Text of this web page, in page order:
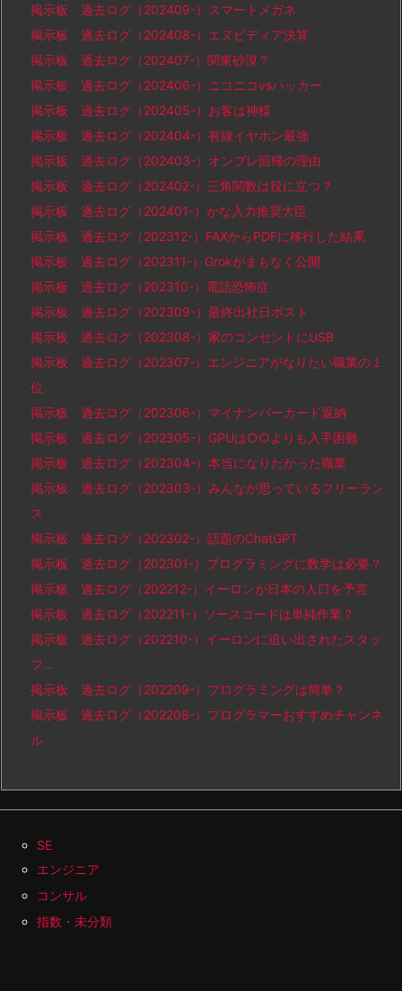
掲示板 過去ログ（202409-）スマートメガネ
掲示板 過去ログ（202408-）エヌビディア決算
掲示板 過去ログ（202407-）関東砂漠？
掲示板 過去ログ（202406-）ニコニコvsハッカー
掲示板 過去ログ（202405-）お客は神様
掲示板 過去ログ（202404-）有線イヤホン最強
掲示板 過去ログ（202403-）オンプレ回帰の理由
掲示板 過去ログ（202402-）三角関数は役に立つ？
掲示板 過去ログ（202401-）かな入力推奨大臣
掲示板 過去ログ（202312-）FAXからPDFに移行した結果
掲示板 過去ログ（202311-）Grokがまもなく公開
掲示板 過去ログ（202310-）電話恐怖症
掲示板 過去ログ（202309-）最終出社日ポスト
掲示板 過去ログ（202308-）家のコンセントにUSB
掲示板 過去ログ（202307-）エンジニアがなりたい職業の１
位
掲示板 過去ログ（202306-）マイナンバーカード返納
掲示板 過去ログ（202305-）GPUは○○よりも入手困難
掲示板 過去ログ（202304-）本当になりたかった職業
掲示板 過去ログ（202303-）みんなが思っているフリーラン
ス
掲示板 過去ログ（202302-）話題のChatGPT
掲示板 過去ログ（202301-）プログラミングに数学は必要？
掲示板 過去ログ（202212-）イーロンが日本の人口を予言
掲示板 過去ログ（202211-）ソースコードは単純作業？
掲示板 過去ログ（202210-）イーロンに追い出されたスタッ
フ…
掲示板 過去ログ（202209-）プログラミングは簡単？
掲示板 過去ログ（202208-）プログラマーおすすめチャンネ
ル
SE
エンジニア
コンサル
指数・未分類